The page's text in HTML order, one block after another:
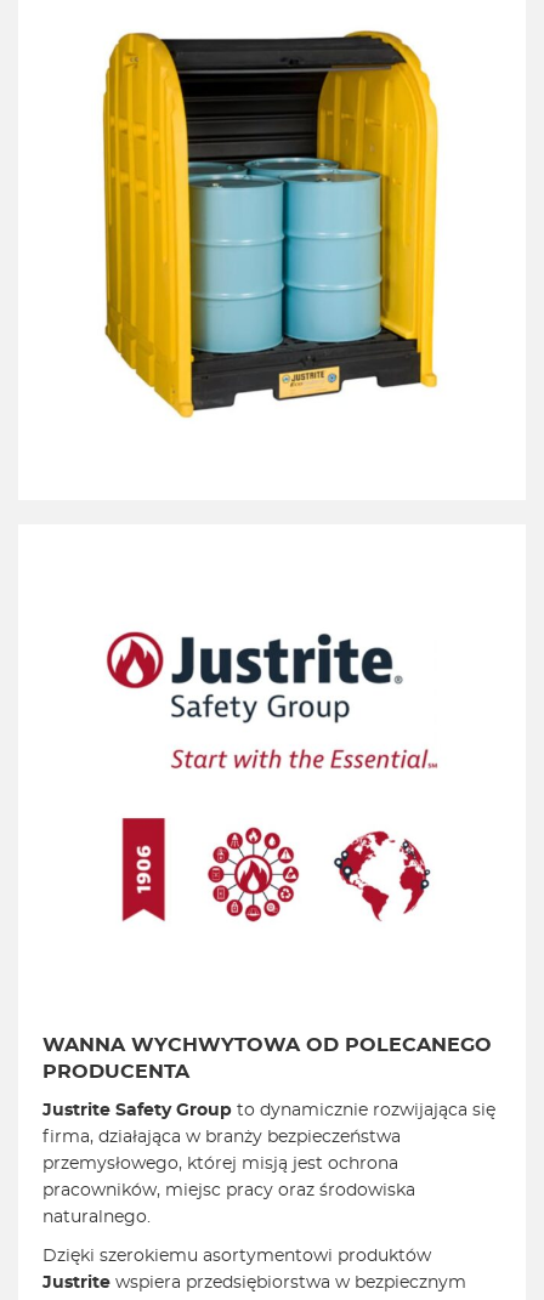
WANNA WYCHWYTOWA OD POLECANEGO
PRODUCENTA
Justrite Safety Group to dynamicznie rozwijająca się
firma, działająca w branży bezpieczeństwa
przemysłowego, której misją jest ochrona
pracowników, miejsc pracy oraz środowiska
naturalnego.
Dzięki szerokiemu asortymentowi produktów
Justrite wspiera przedsiębiorstwa w bezpiecznym